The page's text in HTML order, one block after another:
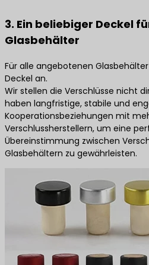
3. Ein beliebiger Deckel
Glasbehälter
Für alle angebotenen
Deckel an.
Wir stellen die Verschlüsse nicht
haben langfristige, stabile und
Kooperationsbeziehungen mit
Verschlussherstellern, um eine
Übereinstimmung zwischen
Glasbehältern zu gewährleisten.